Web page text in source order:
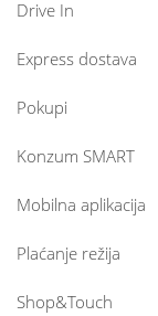
Drive In
Express dostava
Pokupi
Konzum SMART
Mobilna aplikacija
Plaćanje režija
Shop&Touch